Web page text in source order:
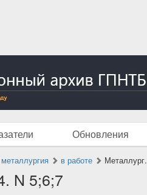
Обновления
в работе
N 5;6;7